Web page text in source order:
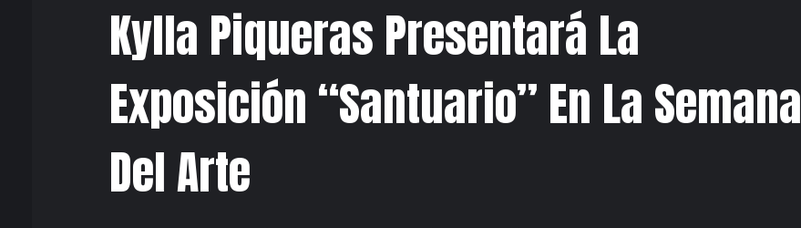
Kylla Piqueras Presentará La
Exposición “Santuario” En La Semana
Del Arte